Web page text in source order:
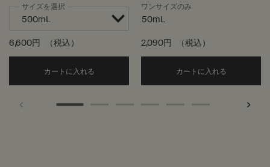
サイズを選択
6,600円 （税込）
カートに入れる Add the アンドラム エクスペディエント ハ
ワンサイズのみ
50mL
2,090円 （税込）
カートに入れる